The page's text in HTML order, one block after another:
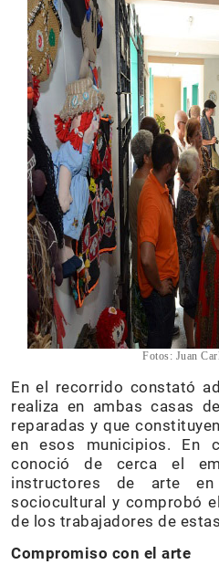
Fotos: Juan
En el recorrido constató
realiza en ambas casas
reparadas y que
en esos municipios. En
conoció de cerca el
instructores de arte
sociocultural y comprobó
de los trabajadores de
Compromiso con el arte